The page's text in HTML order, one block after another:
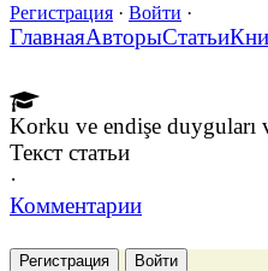
Регистрация · Войти ·
ГлавнаяАвторыСтатьи
Korku ve endişe duyguları
Текст статьи
·
Комментарии
Регистрация Войти